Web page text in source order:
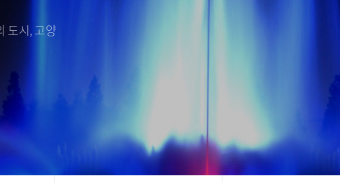
이
고양시 예술창작공간 새들
의회
로
구석
전자관광지도 다도라
관광안내홍보물
도시, 고양